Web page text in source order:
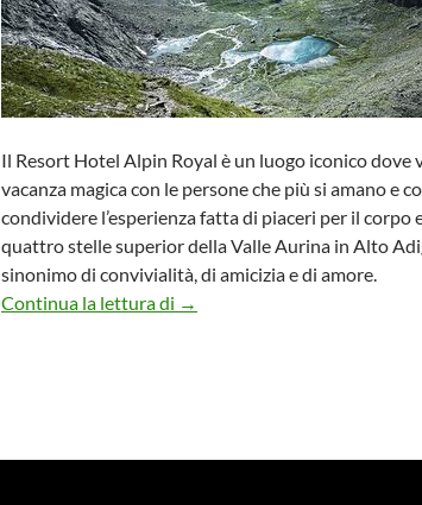
Il Resort Hotel Alpin Royal è un luogo iconico dove
vacanza magica con le persone che più si amano e
condividere l’esperienza fatta di piaceri per il corpo
quattro stelle superior della Valle Aurina in Alto
sinonimo di convivialità, di amicizia e di amore.
Continua la lettura di Esperienze “Royal” per tutti
→